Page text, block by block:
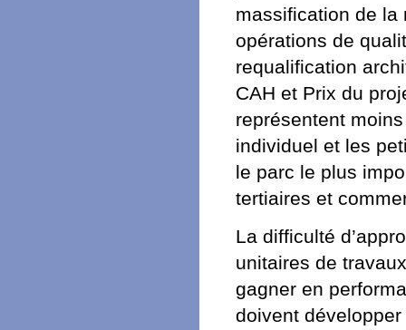
massification de la
opérations de
requalification
CAH et Prix du
représentent
individuel et les
le parc le plus
tertiaires et
La difficulté
unitaires de
gagner en
doivent